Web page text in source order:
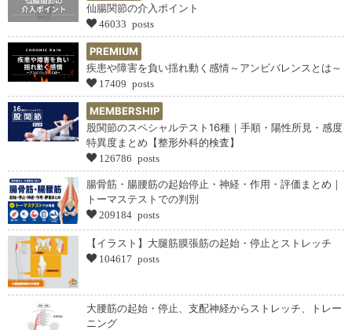
仙腸関節の介入ポイント
46033 posts
PREMIUM
疾患や障害を負い揺れ動く感情～アンビバレンスとは～
17409 posts
MEMBERSHIP
股関節のスペシャルテスト16種｜手順・陽性所見・感度
特異度まとめ【整形外科的検査】
126786 posts
腸骨筋・腸腰筋の起始停止・神経・作用・評価まとめ｜
トーマステストでの判別
209184 posts
【イラスト】大腿筋膜張筋の起始・停止とストレッチ
104617 posts
大腰筋の起始・停止、支配神経からストレッチ、トレー
ニング